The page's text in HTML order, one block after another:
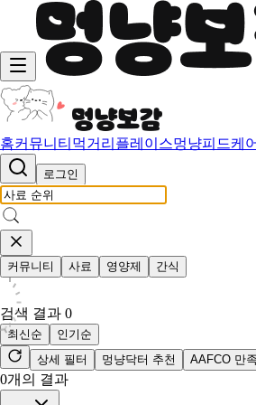
홈커뮤니티 먹거리 플레이스멍냥피드케
로그인
커뮤니티 사료 영양제 간식
검색 결과 0
최신순
인기순
상세 필터
멍냥닥터 추천 AAFCO 만족
0개의 결과